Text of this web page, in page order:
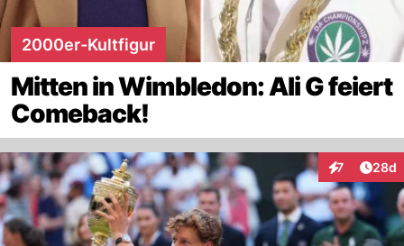
2000er-Kultfigur
Mitten in Wimbledon: Ali G feiert
Comeback!
7
Interaktionen
28d